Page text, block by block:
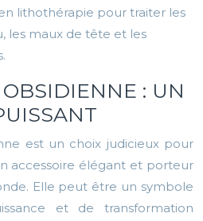
lithothérapie pour traiter les
les maux de tête et les
: UN
est un choix judicieux pour
accessoire élégant et porteur
Elle peut être un symbole
et de transformation